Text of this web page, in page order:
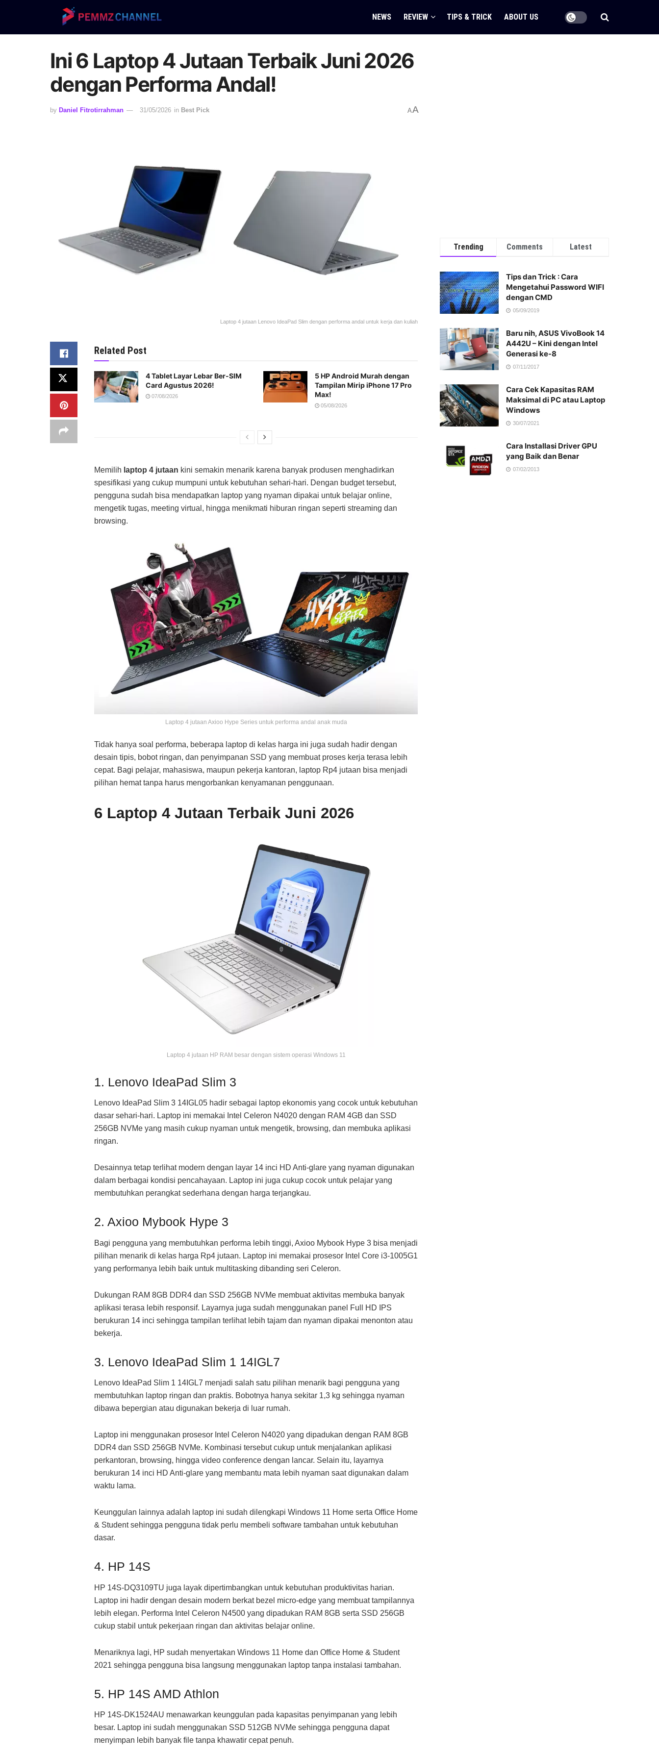
NEWS REVIEW TIPS & TRICK ABOUT US
Ini 6 Laptop 4 Jutaan Terbaik Juni 2026
dengan Performa Andal!
by Daniel Fitrotirrahman 31/05/2026 in Best Pick AA
Laptop 4 jutaan Lenovo IdeaPad Slim dengan performa andal untuk kerja dan kuliah
Related Post
4 Tablet Layar Lebar Ber-SIM
Card Agustus 2026!
07/08/2026
5 HP Android Murah dengan
Tampilan Mirip iPhone 17 Pro
Max!
05/08/2026
Memilih laptop 4 jutaan kini semakin menarik karena banyak produsen menghadirkan
spesifikasi yang cukup mumpuni untuk kebutuhan sehari-hari. Dengan budget tersebut,
pengguna sudah bisa mendapatkan laptop yang nyaman dipakai untuk belajar online,
mengetik tugas, meeting virtual, hingga menikmati hiburan ringan seperti streaming dan
browsing.
Laptop 4 jutaan Axioo Hype Series untuk performa andal anak muda
Tidak hanya soal performa, beberapa laptop di kelas harga ini juga sudah hadir dengan
desain tipis, bobot ringan, dan penyimpanan SSD yang membuat proses kerja terasa lebih
cepat. Bagi pelajar, mahasiswa, maupun pekerja kantoran, laptop Rp4 jutaan bisa menjadi
pilihan hemat tanpa harus mengorbankan kenyamanan penggunaan.
6 Laptop 4 Jutaan Terbaik Juni 2026
Laptop 4 jutaan HP RAM besar dengan sistem operasi Windows 11
1. Lenovo IdeaPad Slim 3
Lenovo IdeaPad Slim 3 14IGL05 hadir sebagai laptop ekonomis yang cocok untuk kebutuhan
dasar sehari-hari. Laptop ini memakai Intel Celeron N4020 dengan RAM 4GB dan SSD
256GB NVMe yang masih cukup nyaman untuk mengetik, browsing, dan membuka aplikasi
ringan.
Desainnya tetap terlihat modern dengan layar 14 inci HD Anti-glare yang nyaman digunakan
dalam berbagai kondisi pencahayaan. Laptop ini juga cukup cocok untuk pelajar yang
membutuhkan perangkat sederhana dengan harga terjangkau.
2. Axioo Mybook Hype 3
Bagi pengguna yang membutuhkan performa lebih tinggi, Axioo Mybook Hype 3 bisa menjadi
pilihan menarik di kelas harga Rp4 jutaan. Laptop ini memakai prosesor Intel Core i3-1005G1
yang performanya lebih baik untuk multitasking dibanding seri Celeron.
Dukungan RAM 8GB DDR4 dan SSD 256GB NVMe membuat aktivitas membuka banyak
aplikasi terasa lebih responsif. Layarnya juga sudah menggunakan panel Full HD IPS
berukuran 14 inci sehingga tampilan terlihat lebih tajam dan nyaman dipakai menonton atau
bekerja.
3. Lenovo IdeaPad Slim 1 14IGL7
Lenovo IdeaPad Slim 1 14IGL7 menjadi salah satu pilihan menarik bagi pengguna yang
membutuhkan laptop ringan dan praktis. Bobotnya hanya sekitar 1,3 kg sehingga nyaman
dibawa bepergian atau digunakan bekerja di luar rumah.
Laptop ini menggunakan prosesor Intel Celeron N4020 yang dipadukan dengan RAM 8GB
DDR4 dan SSD 256GB NVMe. Kombinasi tersebut cukup untuk menjalankan aplikasi
perkantoran, browsing, hingga video conference dengan lancar. Selain itu, layarnya
berukuran 14 inci HD Anti-glare yang membantu mata lebih nyaman saat digunakan dalam
waktu lama.
Keunggulan lainnya adalah laptop ini sudah dilengkapi Windows 11 Home serta Office Home
& Student sehingga pengguna tidak perlu membeli software tambahan untuk kebutuhan
dasar.
4. HP 14S
HP 14S-DQ3109TU juga layak dipertimbangkan untuk kebutuhan produktivitas harian.
Laptop ini hadir dengan desain modern berkat bezel micro-edge yang membuat tampilannya
lebih elegan. Performa Intel Celeron N4500 yang dipadukan RAM 8GB serta SSD 256GB
cukup stabil untuk pekerjaan ringan dan aktivitas belajar online.
Menariknya lagi, HP sudah menyertakan Windows 11 Home dan Office Home & Student
2021 sehingga pengguna bisa langsung menggunakan laptop tanpa instalasi tambahan.
5. HP 14S AMD Athlon
HP 14S-DK1524AU menawarkan keunggulan pada kapasitas penyimpanan yang lebih
besar. Laptop ini sudah menggunakan SSD 512GB NVMe sehingga pengguna dapat
menyimpan lebih banyak file tanpa khawatir cepat penuh.
Trending Comments Latest
Tips dan Trick : Cara
Mengetahui Password WIFI
dengan CMD
05/09/2019
Baru nih, ASUS VivoBook 14
A442U – Kini dengan Intel
Generasi ke-8
07/11/2017
Cara Cek Kapasitas RAM
Maksimal di PC atau Laptop
Windows
30/07/2021
Cara Installasi Driver GPU
yang Baik dan Benar
07/02/2013